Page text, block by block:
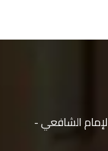
الشافعي -